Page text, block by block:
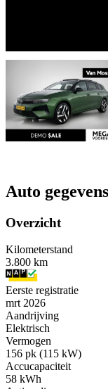
Auto gegevens
Overzicht
Kilometerstand
3.800 km
Eerste registratie
mrt 2026
Aandrijving
Elektrisch
Vermogen
156 pk (115 kW)
Accucapaciteit
58 kWh